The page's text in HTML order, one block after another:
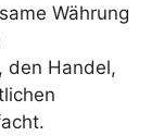
Währung
den Handel,